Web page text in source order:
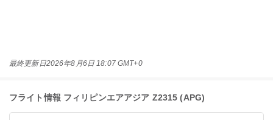
最終更新日2026年8月6日 18:07 GMT+0
フライト情報 フィリピンエアアジア Z2315 (APG)